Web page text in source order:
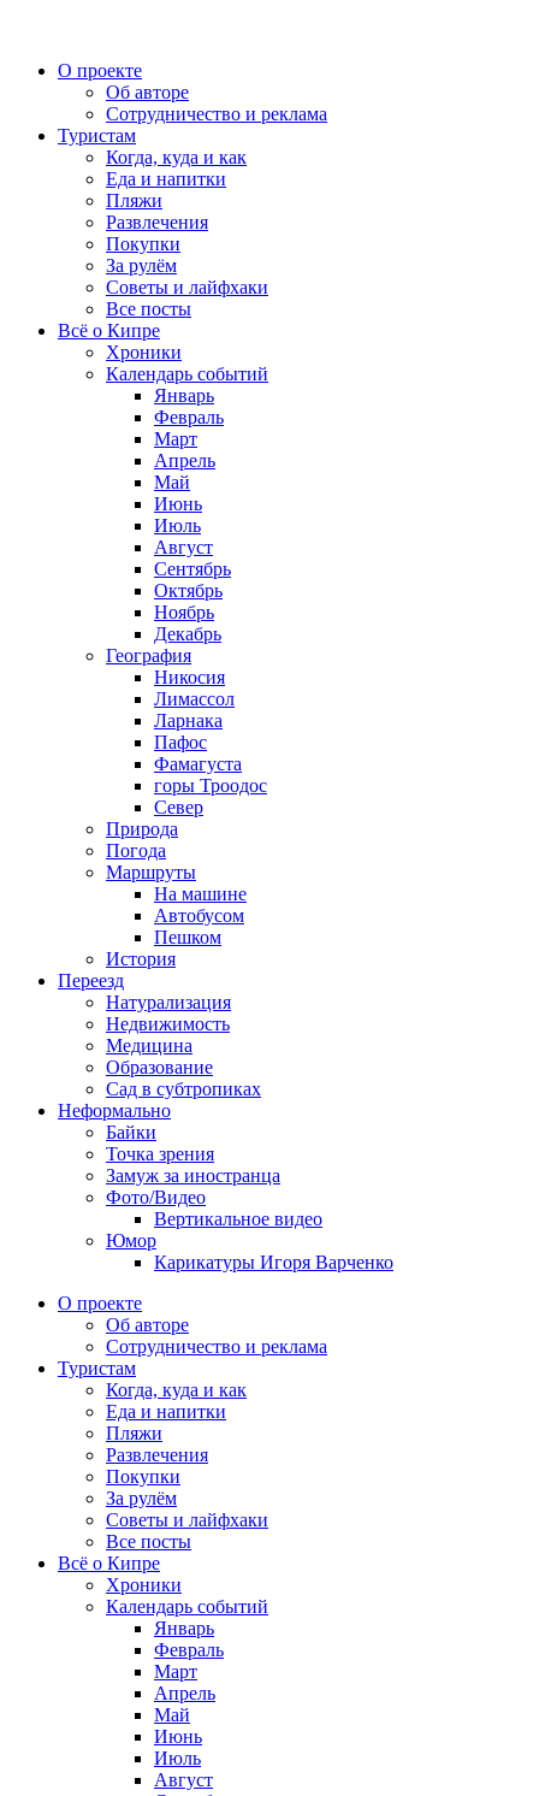
О проекте
Об авторе
Сотрудничество и реклама
Туристам
Когда, куда и как
Еда и напитки
Пляжи
Развлечения
Покупки
За рулём
Советы и лайфхаки
Все посты
Всё о Кипре
Хроники
Календарь событий
Январь
Февраль
Март
Апрель
Май
Июнь
Июль
Август
Сентябрь
Октябрь
Ноябрь
Декабрь
География
Никосия
Лимассол
Ларнака
Пафос
Фамагуста
горы Троодос
Север
Природа
Погода
Маршруты
На машине
Автобусом
Пешком
История
Переезд
Натурализация
Недвижимость
Медицина
Образование
Сад в субтропиках
Неформально
Байки
Точка зрения
Замуж за иностранца
Фото/Видео
Вертикальное видео
Юмор
Карикатуры Игоря Варченко
О проекте
Об авторе
Сотрудничество и реклама
Туристам
Когда, куда и как
Еда и напитки
Пляжи
Развлечения
Покупки
За рулём
Советы и лайфхаки
Все посты
Всё о Кипре
Хроники
Календарь событий
Январь
Февраль
Март
Апрель
Май
Июнь
Июль
Август